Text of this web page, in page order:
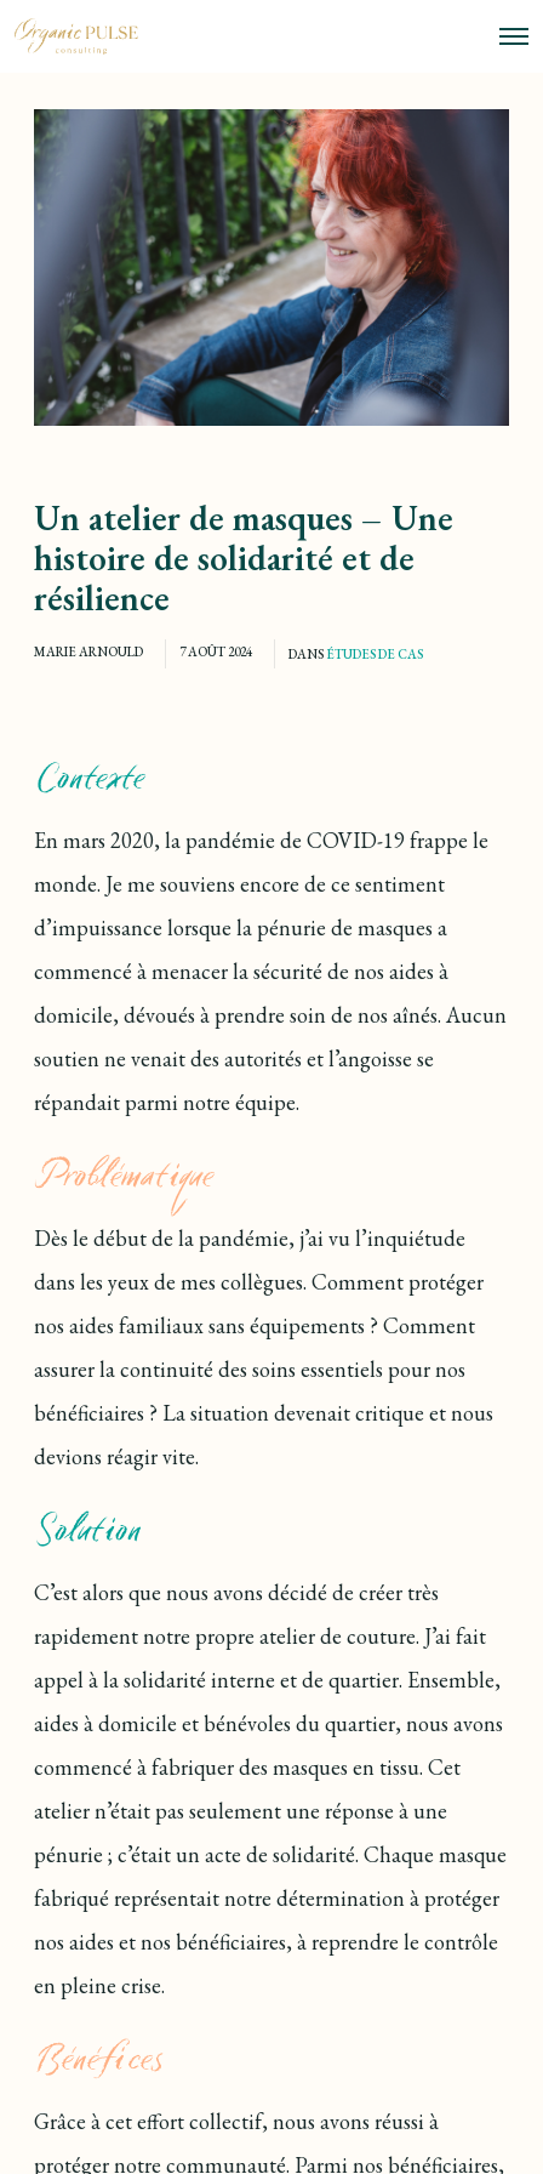
O
n
Un atelier de masques – Une
histoire de solidarité et de
résilience
MARIE ARNOULD 7 AOÛT 2024 DANS ÉTUDES DE CAS
Contexte
En mars 2020, la pandémie de COVID-19 frappe le
monde. Je me souviens encore de ce sentiment
d’impuissance lorsque la pénurie de masques a
commencé à menacer la sécurité de nos aides à
domicile, dévoués à prendre soin de nos aînés. Aucun
soutien ne venait des autorités et l’angoisse se
répandait parmi notre équipe.
Problématique
Dès le début de la pandémie, j’ai vu l’inquiétude
dans les yeux de mes collègues. Comment protéger
nos aides familiaux sans équipements ? Comment
assurer la continuité des soins essentiels pour nos
bénéficiaires ? La situation devenait critique et nous
devions réagir vite.
Solution
C’est alors que nous avons décidé de créer très
rapidement notre propre atelier de couture. J’ai fait
appel à la solidarité interne et de quartier. Ensemble,
aides à domicile et bénévoles du quartier, nous avons
commencé à fabriquer des masques en tissu. Cet
atelier n’était pas seulement une réponse à une
pénurie ; c’était un acte de solidarité. Chaque masque
fabriqué représentait notre détermination à protéger
nos aides et nos bénéficiaires, à reprendre le contrôle
en pleine crise.
Bénéfices
Grâce à cet effort collectif, nous avons réussi à
protéger notre communauté. Parmi nos bénéficiaires,